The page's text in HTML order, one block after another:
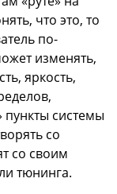
что это, то
по-
изменять,
яркость,
системы
со
со своим
тюнинга.